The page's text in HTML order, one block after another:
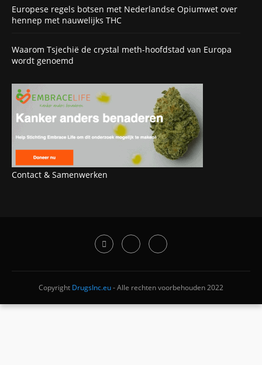
Europese regels botsen met Nederlandse Opiumwet over
hennep met nauwelijks THC
Waarom Tsjechië de crystal meth-hoofdstad van Europa
wordt genoemd
Contact & Samenwerken
Copyright DrugsInc.eu- Alle rechten voorbehouden 2022